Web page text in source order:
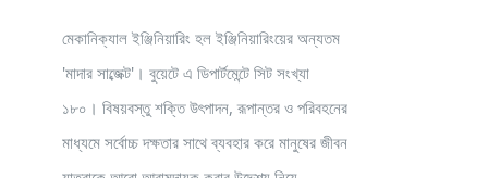
মেকানিক্যাল ইঞ্জিনিয়ারিং হল ইঞ্জিনিয়ারিংয়ের অন্যতম
'মাদার সাব্জেক্ট'। বুয়েটে এ ডিপার্টমেন্টে সিট সংখ্যা
১৮০। বিষয়বস্তু শক্তি উৎপাদন, রূপান্তর ও পরিবহনের
মাধ্যমে সর্বোচ্চ দক্ষতার সাথে ব্যবহার করে মানুষের জীবন